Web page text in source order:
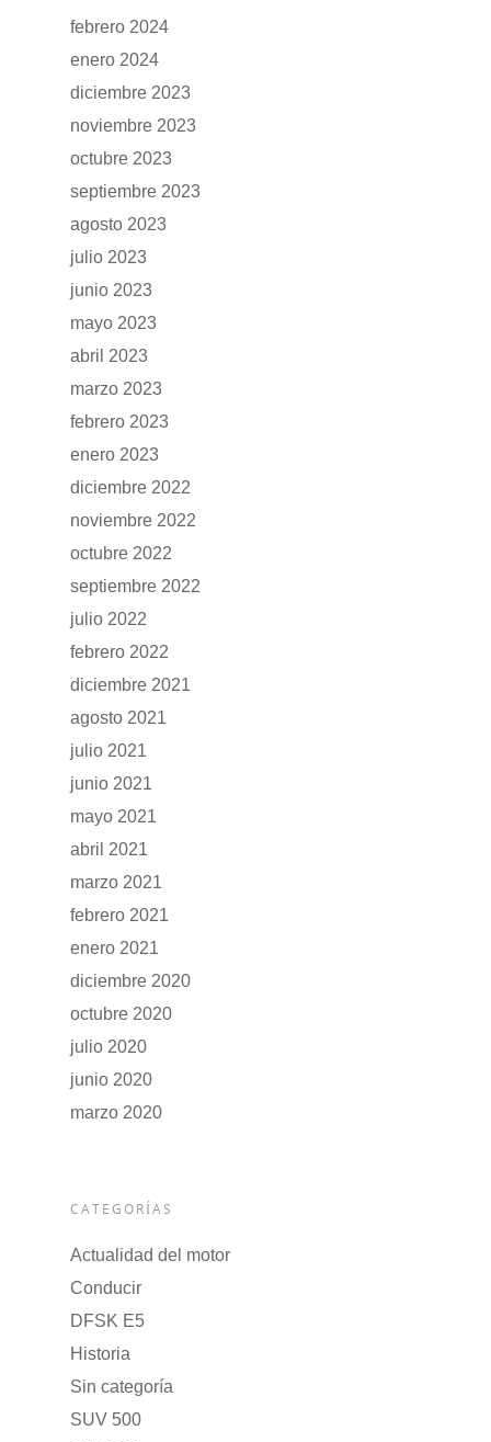
febrero 2024
enero 2024
diciembre 2023
noviembre 2023
octubre 2023
septiembre 2023
agosto 2023
julio 2023
junio 2023
mayo 2023
abril 2023
marzo 2023
febrero 2023
enero 2023
diciembre 2022
noviembre 2022
octubre 2022
septiembre 2022
julio 2022
febrero 2022
diciembre 2021
agosto 2021
julio 2021
junio 2021
mayo 2021
abril 2021
marzo 2021
febrero 2021
enero 2021
diciembre 2020
octubre 2020
julio 2020
junio 2020
marzo 2020
CATEGORÍAS
Actualidad del motor
Conducir
DFSK E5
Historia
Sin categoría
SUV 500